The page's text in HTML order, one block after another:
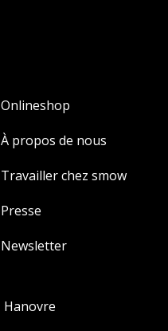
Onlineshop
À propos de nous
Travailler chez smow
Presse
Newsletter
Hanovre